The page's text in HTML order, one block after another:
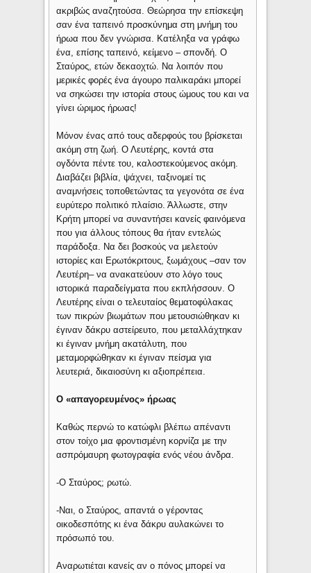
ακριβώς αναζητούσα. Θεώρησα την επίσκεψη
σαν ένα ταπεινό προσκύνημα στη μνήμη του
ήρωα που δεν γνώρισα. Κατέληξα να γράφω
ένα, επίσης ταπεινό, κείμενο – σπονδή. Ο
Σταύρος, ετών δεκαοχτώ. Να λοιπόν που
μερικές φορές ένα άγουρο παλικαράκι μπορεί
να σηκώσει την ιστορία στους ώμους του και να
γίνει ώριμος ήρωας!
Μόνον ένας από τους αδερφούς του βρίσκεται
ακόμη στη ζωή. Ο Λευτέρης, κοντά στα
ογδόντα πέντε του, καλοστεκούμενος ακόμη.
Διαβάζει βιβλία, ψάχνει, ταξινομεί τις
αναμνήσεις τοποθετώντας τα γεγονότα σε ένα
ευρύτερο πολιτικό πλαίσιο. Άλλωστε, στην
Κρήτη μπορεί να συναντήσει κανείς φαινόμενα
που για άλλους τόπους θα ήταν εντελώς
παράδοξα. Να δει βοσκούς να μελετούν
ιστορίες και Ερωτόκριτους, ξωμάχους –σαν τον
Λευτέρη– να ανακατεύουν στο λόγο τους
ιστορικά παραδείγματα που εκπλήσσουν. Ο
Λευτέρης είναι ο τελευταίος θεματοφύλακας
των πικρών βιωμάτων που μετουσιώθηκαν κι
έγιναν δάκρυ αστείρευτο, που μεταλλάχτηκαν
κι έγιναν μνήμη ακατάλυτη, που
μεταμορφώθηκαν κι έγιναν πείσμα για
λευτεριά, δικαιοσύνη κι αξιοπρέπεια.
Ο «απαγορευμένος» ήρωας
Καθώς περνώ το κατώφλι βλέπω απέναντι
στον τοίχο μια φροντισμένη κορνίζα με την
ασπρόμαυρη φωτογραφία ενός νέου άνδρα.
-Ο Σταύρος; ρωτώ.
-Ναι, ο Σταύρος, απαντά ο γέροντας
οικοδεσπότης κι ένα δάκρυ αυλακώνει το
πρόσωπό του.
Αναρωτιέται κανείς αν ο πόνος μπορεί να